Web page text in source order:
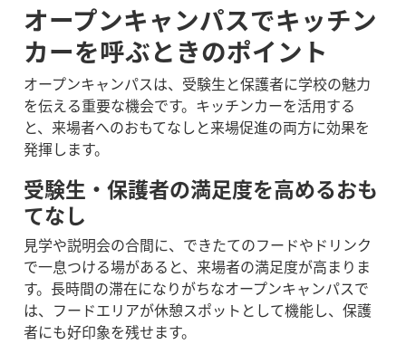
オープンキャンパスでキッチン
カーを呼ぶときのポイント
オープンキャンパスは、受験生と保護者に学校の魅力
を伝える重要な機会です。キッチンカーを活用する
と、来場者へのおもてなしと来場促進の両方に効果を
発揮します。
受験生・保護者の満足度を高めるおも
てなし
見学や説明会の合間に、できたてのフードやドリンク
で一息つける場があると、来場者の満足度が高まりま
す。長時間の滞在になりがちなオープンキャンパスで
は、フードエリアが休憩スポットとして機能し、保護
者にも好印象を残せます。